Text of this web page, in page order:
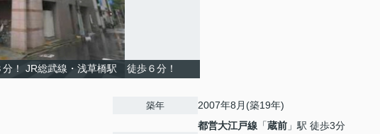
！ JR総武線・浅草橋駅 徒歩６分！
築年 2007年8月(築19年)
都営大江戸線 「蔵前 」駅 徒歩3分